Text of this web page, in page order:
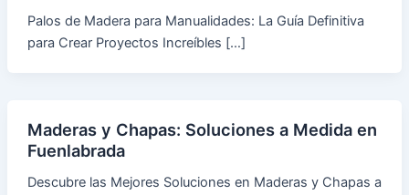
Palos de Madera para Manualidades: La Guía Definitiva
para Crear Proyectos Increíbles […]
Maderas y Chapas: Soluciones a Medida en
Fuenlabrada
Descubre las Mejores Soluciones en Maderas y Chapas a